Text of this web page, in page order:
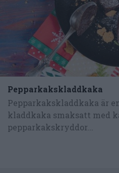
Pepparkakskladdkaka
Pepparkakskladdkaka är
kladdkaka smaksatt med
pepparkakskryddor...